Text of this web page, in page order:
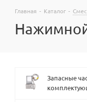
Главная - Каталог -
Нажимной
Запасные